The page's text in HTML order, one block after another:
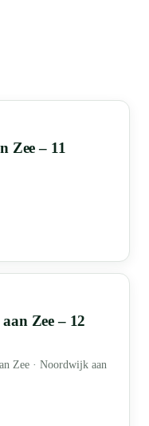
Zee – 11
Zee – 12
Zee · Noordwijk aan